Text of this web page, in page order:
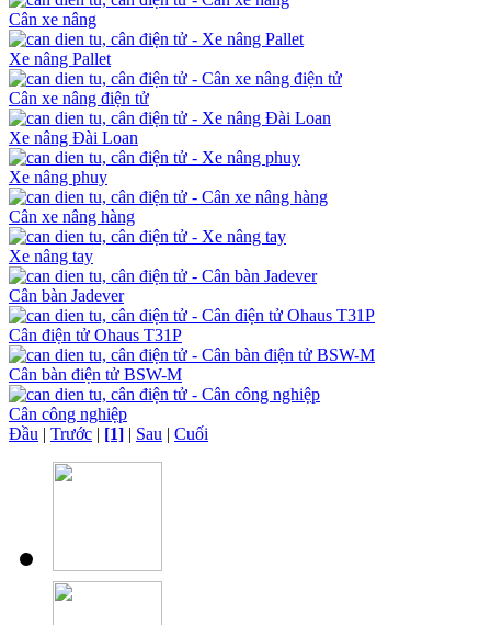
Cân xe nâng
Xe nâng Pallet
Cân xe nâng điện tử
Xe nâng Đài Loan
Xe nâng phuy
Cân xe nâng hàng
Xe nâng tay
Cân bàn Jadever
Cân điện tử Ohaus T31P
Cân bàn điện tử BSW-M
Cân công nghiệp
Đầu | Trước | [1] | Sau | Cuối